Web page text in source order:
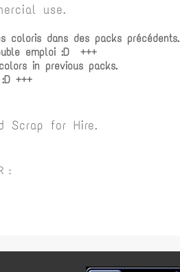
use.
coloris dans des packs précédents.
emploi :D +++
in previous packs.
+++
Scrap for Hire.
: